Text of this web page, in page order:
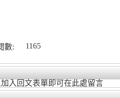
數: 1165
入回文表單即可在此處留言